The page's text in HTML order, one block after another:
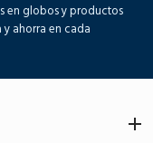
en globos y productos
ahorra en cada